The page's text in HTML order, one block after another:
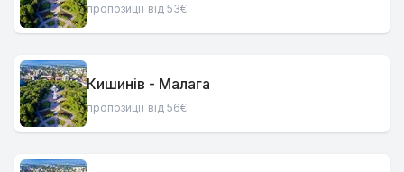
пропозиції від 53€
Кишинів - Малага
пропозиції від 56€